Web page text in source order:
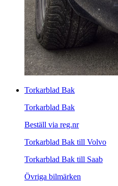
Torkarblad Bak
Torkarblad Bak
Beställ via reg.nr
Torkarblad Bak till Volvo
Torkarblad Bak till Saab
Övriga bilmärken